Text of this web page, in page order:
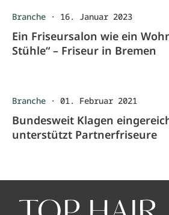
Branche · 16. Januar 2023
Ein Friseursalon wie ein
Stühle“ – Friseur in Bremen
Branche · 01. Februar 2021
Bundesweit Klagen
unterstützt Partnerfriseure